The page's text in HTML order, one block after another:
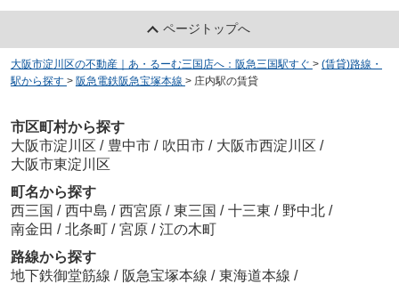
ページトップへ
大阪市淀川区の不動産｜あ・るーむ三国店へ：阪急三国駅すぐ > (賃貸)路線・
駅から探す > 阪急電鉄阪急宝塚本線 > 庄内駅の賃貸
市区町村から探す
大阪市淀川区 / 豊中市 / 吹田市 / 大阪市西淀川区 /
大阪市東淀川区
町名から探す
西三国 / 西中島 / 西宮原 / 東三国 / 十三東 / 野中北 /
南金田 / 北条町 / 宮原 / 江の木町
路線から探す
地下鉄御堂筋線 / 阪急宝塚本線 / 東海道本線 /